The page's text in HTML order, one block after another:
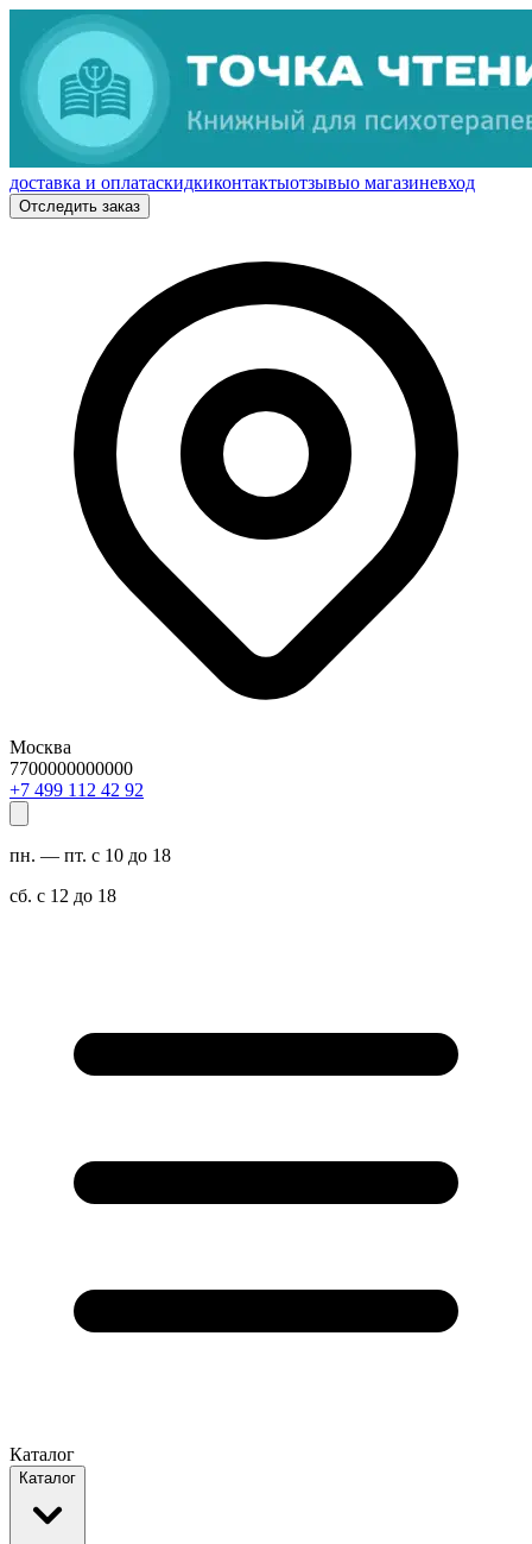
доставка и оплатаскидкиконтактыотзывыо магазиневход
Отследить заказ
Москва
7700000000000
29 24 211 994 7+
пн. — пт. с 10 до 18
сб. с 12 до 18
Каталог
Каталог